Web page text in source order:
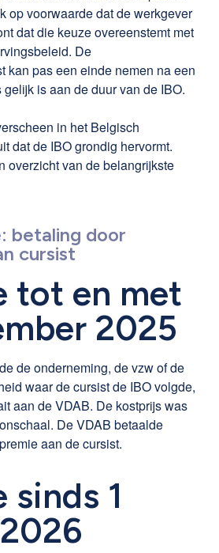
op voorwaarde dat de werkgever
dat die keuze overeenstemt met
De
kan pas een einde nemen na een
is aan de duur van de IBO.
in het Belgisch
dat de IBO grondig hervormt.
overzicht van de belangrijkste
betaling door
cursist
tot en met
2025
de onderneming, de vzw of de
waar de cursist de IBO volgde,
aan de VDAB. De kostprijs was
De VDAB betaalde
aan de cursist.
sinds 1